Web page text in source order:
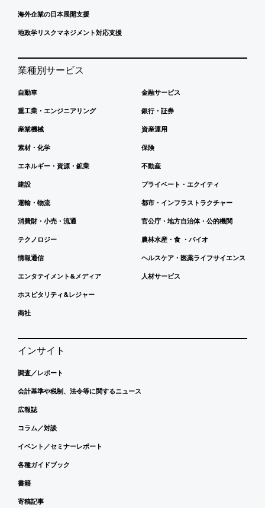
海外企業の日本展開支援
地政学リスクマネジメント対応支援
業種別サービス
自動車
重工業・エンジニアリング
産業機械
素材・化学
エネルギー・資源・鉱業
建設
運輸・物流
消費財・小売・流通
テクノロジー
情報通信
エンタテイメント&メディア
ホスピタリティ&レジャー
商社
金融サービス
銀行・証券
資産運用
保険
不動産
プライベート・エクイティ
都市・インフラストラクチャー
官公庁・地方自治体・公的機関
農林水産・食 ・バイオ
ヘルスケア・医薬ライフサイエンス
人材サービス
インサイト
調査／レポート
会計基準や税制、法令等に関するニュース
広報誌
コラム／対談
イベント／セミナーレポート
各種ガイドブック
書籍
寄稿記事